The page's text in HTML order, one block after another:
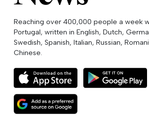
Reaching over 400,000 people a week
Portugal, written in English, Dutch,
Swedish, Spanish, Italian, Russian,
Chinese.